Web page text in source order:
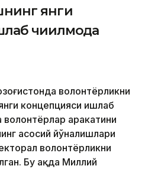
янги
чиқилмоқда
волонтёрликни
концепцияси ишлаб
ҳаракатини
асосий йўналишлари
волонтёрликни
Бу ҳақда Миллий